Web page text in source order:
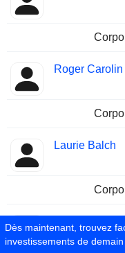
Roger Carolin
Laurie Balch
Ken P. Pulliam
Dès maintenant, trouvez
investissements de demain